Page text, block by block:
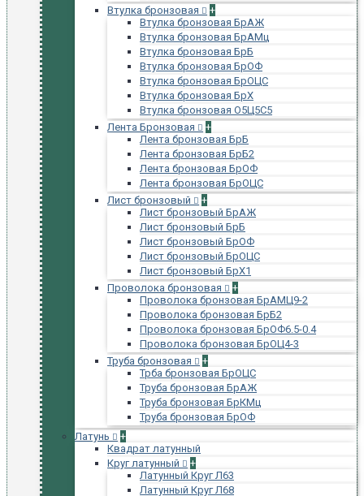
Втулка бронзовая
+
Втулка бронзовая БрАЖ
Втулка бронзовая БрАМц
Втулка бронзовая БрБ
Втулка бронзовая БрОФ
Втулка бронзовая БрОЦС
Втулка бронзовая БрХ
Втулка бронзовая О5Ц5С5
Лента Бронзовая
+
Лента бронзовая БрБ
Лента бронзовая БрБ2
Лента бронзовая БрОФ
Лента бронзовая БрОЦС
Лист бронзовый
+
Лист бронзовый БрАЖ
Лист бронзовый БрБ
Лист бронзовый БрОФ
Лист бронзовый БрОЦС
Лист бронзовый БрХ1
Проволока бронзовая
+
Проволока бронзовая БрАМЦ9-2
Проволока бронзовая БрБ2
Проволока бронзовая БрОФ6.5-0.4
Проволока бронзовая БрОЦ4-3
Труба бронзовая
+
Трба бронзовая БрОЦС
Труба бронзовая БрАЖ
Труба бронзовая БрКМц
Труба бронзовая БрОФ
Латунь
+
Квадрат латунный
Круг латунный
+
Латунный Круг Л63
Латунный Круг Л68